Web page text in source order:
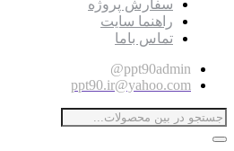
سفارش پروژه
راهنما سایت
تماس باما
ppt90admin@
ppt90.ir@yahoo.com